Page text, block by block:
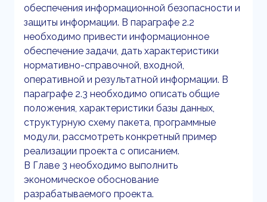
обеспечения информационной безопасности и
защиты информации. В параграфе 2.2
необходимо привести информационное
обеспечение задачи, дать характеристики
нормативно-справочной, входной,
оперативной и результатной информации. В
параграфе 2.3 необходимо описать общие
положения, характеристики базы данных,
структурную схему пакета, программные
модули, рассмотреть конкретный пример
реализации проекта с описанием.
В Главе 3 необходимо выполнить
экономическое обоснование
разрабатываемого проекта.